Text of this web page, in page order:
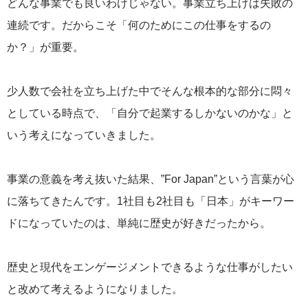
どんな事業でも良いわけじゃない。事業立ち上げは失敗の
連続です。だからこそ「何のためにこの仕事をするの
か？」が重要。
少人数で会社を立ち上げた中でそんな根本的な部分に悶々
としている時点で、「自分で起業するしかないのかな」と
いう考えになっていきました。
事業の意義を考え抜いた結果、”For Japan”という言葉が心
に落ちてきたんです。1社目も2社目も「日本」がキーワー
ドになっていたのは、単純に歴史が好きだったから。
歴史と現代をエンゲージメントできるような仕事がしたい
と改めて考えるようになりました。